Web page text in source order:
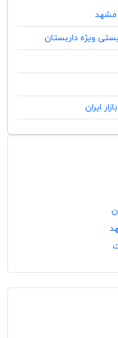
مشهد
ویژه داربستان
ایران